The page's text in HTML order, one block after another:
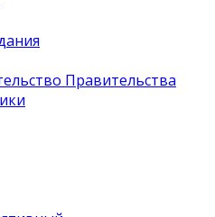
Правительства